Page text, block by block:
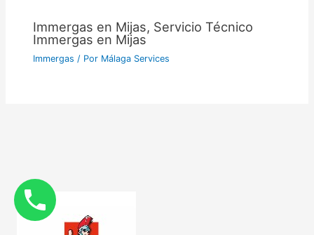
Immergas en Mijas, Servicio Técnico
Immergas en Mijas
Immergas / Por Málaga Services